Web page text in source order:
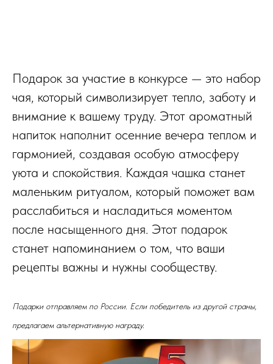
Подарок за участие в конкурсе — это набор
чая, который символизирует тепло, заботу и
внимание к вашему труду. Этот ароматный
напиток наполнит осенние вечера теплом и
гармонией, создавая особую атмосферу
уюта и спокойствия. Каждая чашка станет
маленьким ритуалом, который поможет вам
расслабиться и насладиться моментом
после насыщенного дня. Этот подарок
станет напоминанием о том, что ваши
рецепты важны и нужны сообществу.
Подарки отправляем по России. Если победитель из другой страны,
предлагаем альтернативную награду.